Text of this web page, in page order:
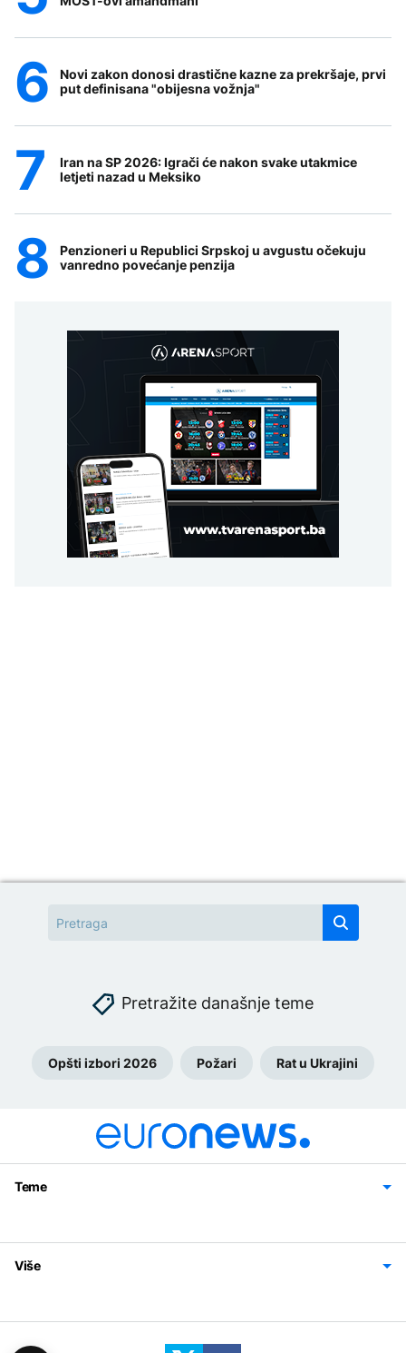
Novi zakon donosi drastične kazne za prekršaje, prvi
put definisana "obijesna vožnja"
Iran na SP 2026: Igrači će nakon svake utakmice
letjeti nazad u Meksiko
Penzioneri u Republici Srpskoj u avgustu očekuju
vanredno povećanje penzija
Pretražite današnje teme
Opšti izbori 2026 Požari Rat u Ukrajini
Teme
Svijet
Sport
Magazin
Više
Politika privatnosti
Uslovi korišćenja